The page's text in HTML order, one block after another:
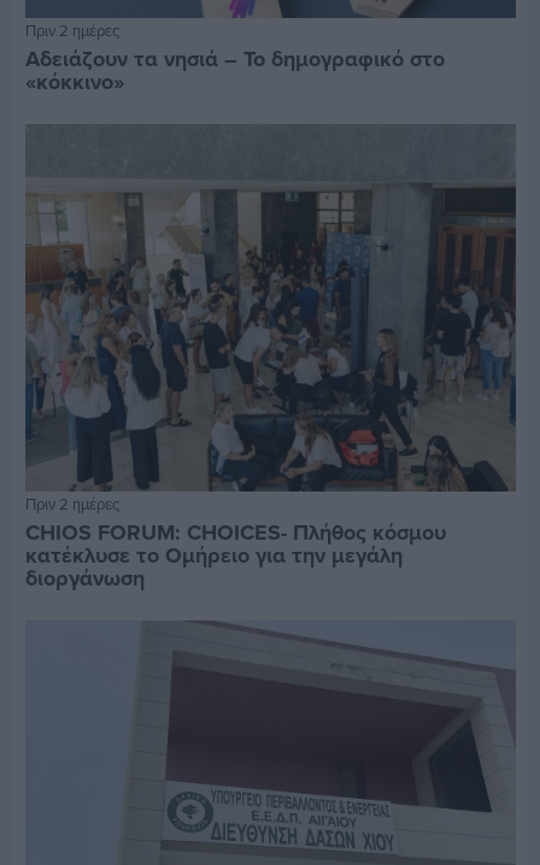
Πριν 2 ημέρες
Αδειάζουν τα νησιά – Το δημογραφικό στο
«κόκκινο»
Πριν 2 ημέρες
CHIOS FORUM: CHOICES- Πλήθος κόσμου
κατέκλυσε το Ομήρειο για την μεγάλη
διοργάνωση